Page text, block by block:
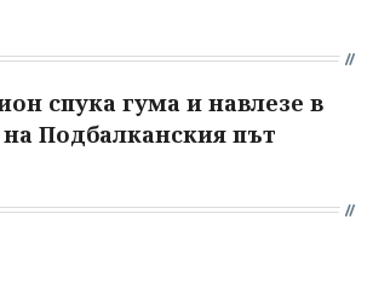
спука гума и навлезе в
Подбалканския път